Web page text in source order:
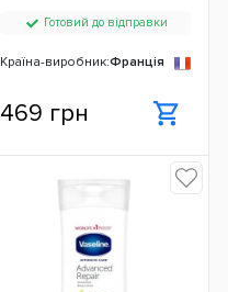
Готовий до відправки
Країна-виробник:Франція
469 грн